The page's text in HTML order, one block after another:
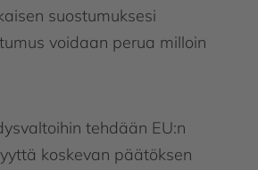
suostumuksesi
voidaan perua milloin
tehdään EU:n
koskevan päätöksen